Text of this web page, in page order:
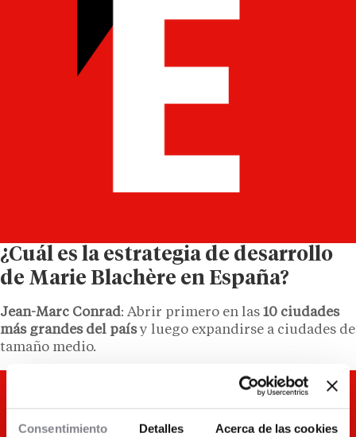
Consentimiento Detalles Acerca de las cookies
¿Cuál es la estrategia de desarrollo
de Marie Blachère en España?
Jean-Marc Conrad: Abrir primero en las 10 ciudades
más grandes del paísy luego expandirse a ciudades de
tamaño medio.